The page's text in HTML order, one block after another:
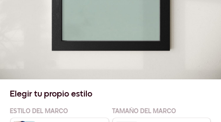
Elegir tu propio estilo
ESTILO DEL MARCO TAMAÑO DEL MARCO